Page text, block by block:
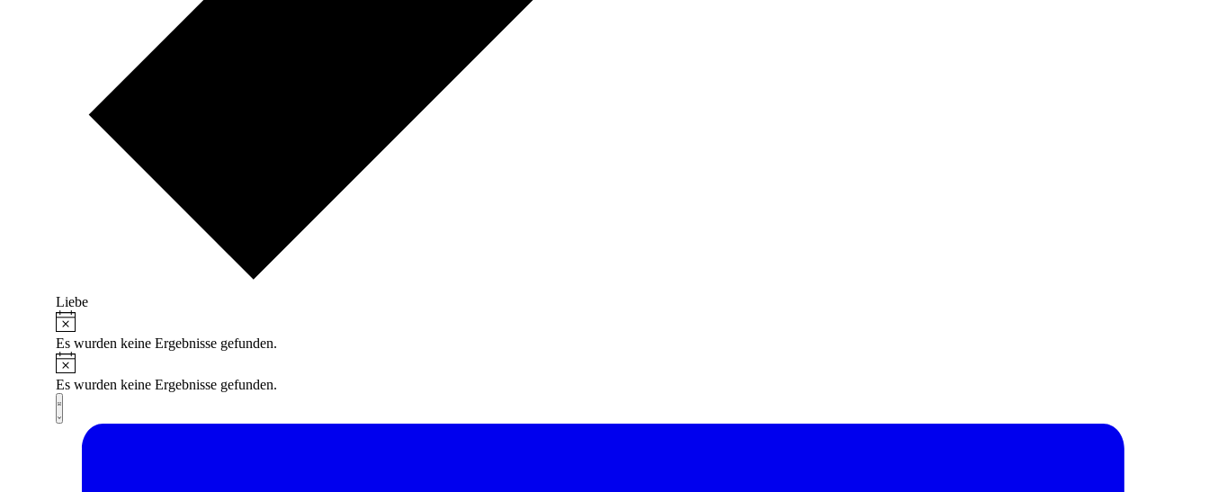
Liebe
Veranstaltungen
Hinweis
Es wurden keine Ergebnisse gefunden.
Hinweis
Es wurden keine Ergebnisse gefunden.
Ansichten-
Navigation
Veranstaltung
Ansichten-
Navigation
Liste